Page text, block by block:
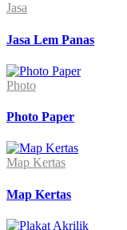
Jasa
Jasa Lem Panas
Photo
Photo Paper
Map Kertas
Map Kertas